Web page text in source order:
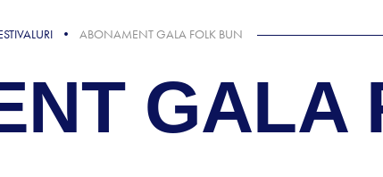
ABONAMENT GALA FOLK BUN
GALA